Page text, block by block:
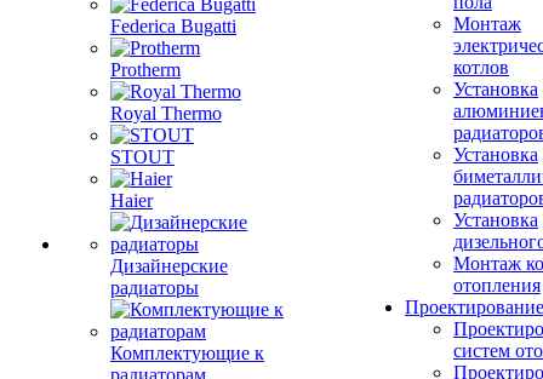
Federica Bugatti
Protherm
Royal Thermo
STOUT
Haier
Дизайнерские
радиаторы
Комплектующие к
радиаторам
Монтаж
котлов
Установка
Установка
Установка
Монтаж
отопления
Проектирование
систем